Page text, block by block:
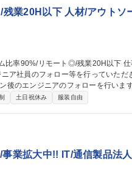
残業20H以下 人材/アウトソ
ア社員のフォロー等を行っていただ
のエンジニアのフォローを行います
面談し、スキルや経験、今後参画して
土日祝休み 服装自由
事業拡大中!! IT/通信製品法